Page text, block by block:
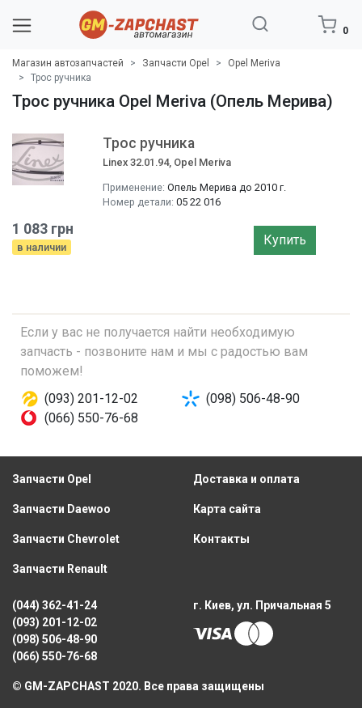
0
Магазин автозапчастей Запчасти Opel
Opel Meriva
Трос ручника
Трос ручника Opel Meriva (Опель Мерива)
Трос ручника
Linex 32.01.94, Opel Meriva
Применение: Опель Мерива до 2010 г.
Номер детали: 05 22 016
1 083 грн
в наличии Купить
Если у вас не получается найти необходимую
запчасть - позвоните нам и мы с радостью вам
поможем!
(093) 201-12-02
(098) 506-48-90
(066) 550-76-68
Запчасти Opel
Запчасти Daewoo
Запчасти Chevrolet
Запчасти Renault
Доставка и оплата
Карта сайта
Контакты
(044) 362-41-24
(093) 201-12-02
(098) 506-48-90
(066) 550-76-68
г. Киев, ул. Причальная 5
© GM-ZAPCHAST 2020. Все права защищены